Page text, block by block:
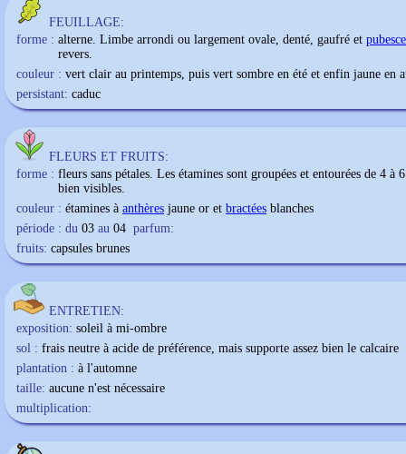
FEUILLAGE:
forme : alterne. Limbe arrondi ou largement ovale, denté, gaufré et
revers.
couleur : vert clair au printemps, puis vert sombre en été et enfin jaune en
persistant: caduc
FLEURS ET FRUITS:
forme : fleurs sans pétales. Les étamines sont groupées et entourées de 4 à
bien visibles.
couleur : étamines à anthères jaune or et bractées blanches
période : du 03 au 04 parfum:
fruits: capsules brunes
ENTRETIEN:
exposition: soleil à mi-ombre
sol : frais neutre à acide de préférence, mais supporte assez bien le calcaire
plantation : à l'automne
taille: aucune n'est nécessaire
multiplication: